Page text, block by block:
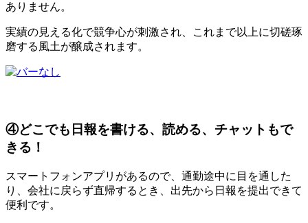
ありません。
実績の見える化で競争心が刺激され、これまで以上に切磋琢
磨する風土が醸成されます。
④どこでも日報を書ける、読める、チャットもで
きる！
スマートフォンアプリがあるので、通勤途中に目を通した
り、会社に戻らず直帰するとき、出先から日報を提出できて
便利です。